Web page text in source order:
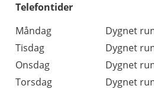
Telefontider
Måndag
Dygnet
Tisdag
Dygnet
Onsdag
Dygnet
Torsdag
Dygnet